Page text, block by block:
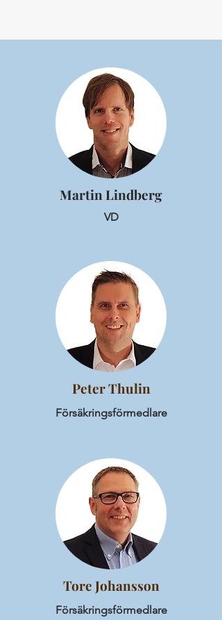
Martin Lindberg
VD
Peter Thulin
Försäkringsförmedlare
Tore Johansson
Försäkringsförmedlare